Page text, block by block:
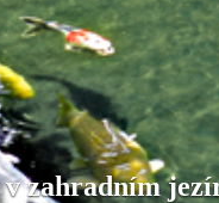
zahradním